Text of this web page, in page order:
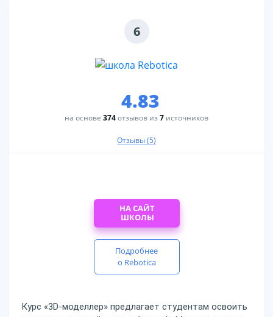
6
4.83
на основе 374отзывов из 7 источников
Отзывы (5)
НА САЙТ
ШКОЛЫ
Подробнее
о Rebotica
Курс «3D-моделлер» предлагает студентам освоить